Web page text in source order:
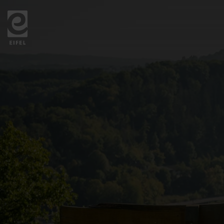
Zurück
zur
Startseite